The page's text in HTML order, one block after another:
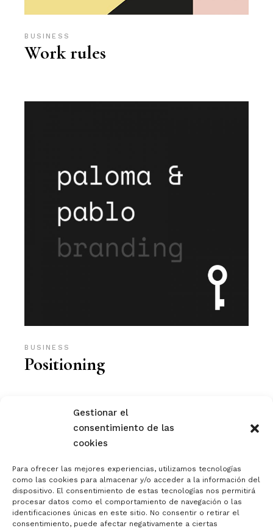
Gestionar el
consentimiento de las
cookies
Para ofrecer las mejores experiencias, utilizamos tecnologías
como las cookies para almacenar y/o acceder a la información del
dispositivo. El consentimiento de estas tecnologías nos permitirá
procesar datos como el comportamiento de navegación o las
identificaciones únicas en este sitio. No consentir o retirar el
consentimiento, puede afectar negativamente a ciertas
BUSINESS
Work rules
BUSINESS
Positioning